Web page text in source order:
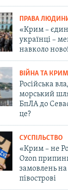
ПРАВА
«Крим –
українці –
навколо
ВІЙНА ТА КРИМ
Російська
морський
БпЛА до
це?
СУСПІЛЬСТВО
«Крим – не
Ozon
замовлень
півострові